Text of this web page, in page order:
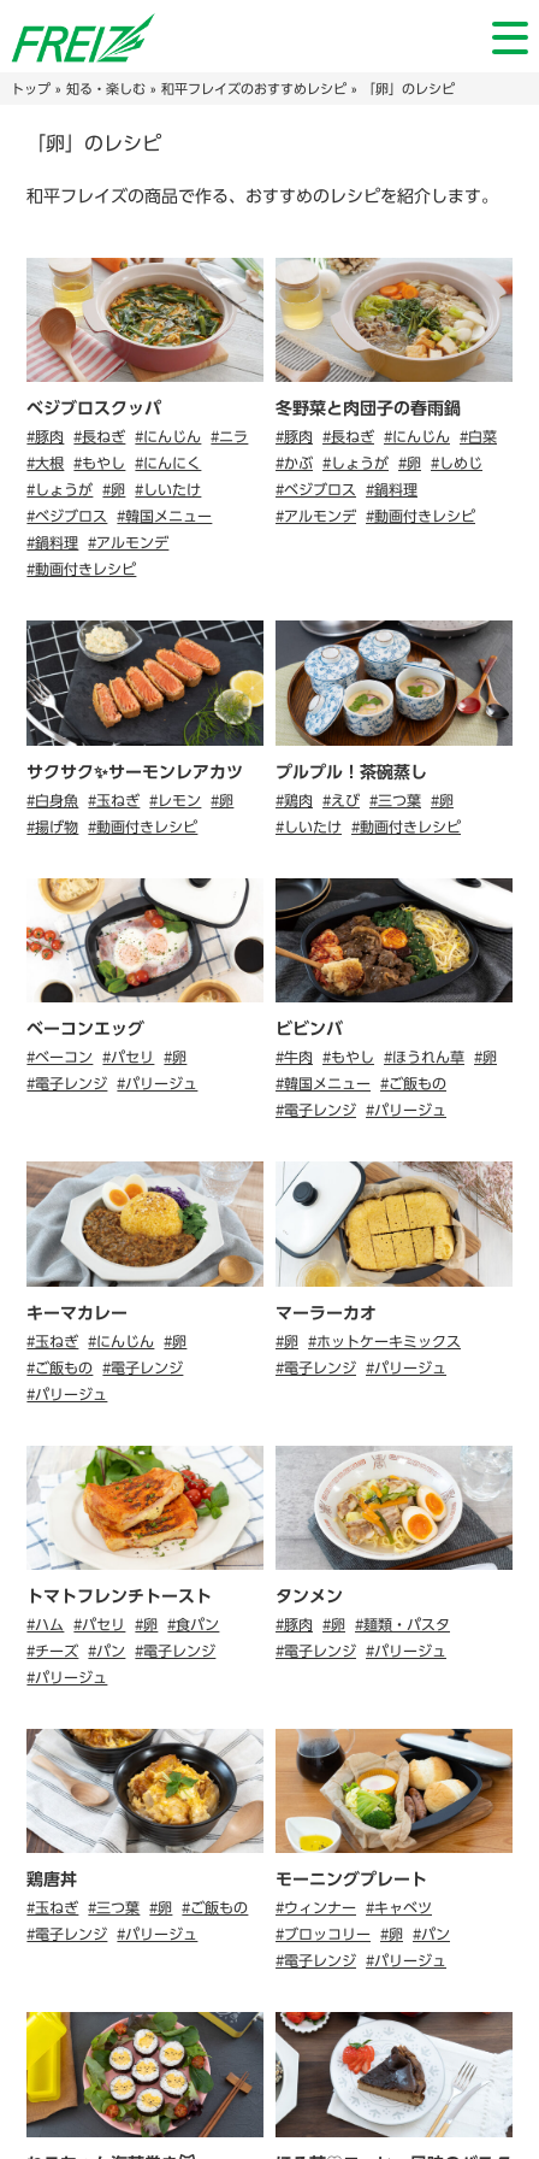
トップ» 知る・楽しむ» 和平フレイズのおすすめレシピ» 「卵」のレシピ
「卵」のレシピ
和平フレイズの商品で作る、おすすめのレシピを紹介します。
ベジブロスクッパ
#豚肉 #長ねぎ #にんじん
#ニラ
#大根
#もやし
#にんにく
#しょうが
#卵
#しいたけ
#ベジブロス
#韓国メニュー
#鍋料理
#アルモンデ
#動画付きレシピ
冬野菜と肉団子の春雨鍋
#豚肉 #長ねぎ #にんじん
#白菜
#かぶ
#しょうが #卵
#しめじ
#ベジブロス
#鍋料理
#アルモンデ
#動画付きレシピ
サクサク✨サーモンレアカツ
#白身魚 #玉ねぎ #レモン
#卵
#揚げ物
#動画付きレシピ
プルプル！茶碗蒸し
#鶏肉 #えび #三つ葉
#卵
#しいたけ
#動画付きレシピ
ベーコンエッグ
#ベーコン #パセリ
#卵
#電子レンジ
#パリージュ
ビビンバ
#牛肉 #もやし #ほうれん草
#卵
#韓国メニュー
#ご飯もの
#電子レンジ
#パリージュ
キーマカレー
#玉ねぎ #にんじん
#卵
#ご飯もの
#電子レンジ
#パリージュ
マーラーカオ
#卵
#ホットケーキミックス
#電子レンジ
#パリージュ
トマトフレンチトースト
#ハム #パセリ #卵
#食パン
#チーズ
#パン
#電子レンジ
#パリージュ
タンメン
#豚肉 #卵
#麺類・パスタ
#電子レンジ
#パリージュ
鶏唐丼
#玉ねぎ #三つ葉 #卵
#ご飯もの
#電子レンジ
#パリージュ
モーニングプレート
#ウィンナー
#キャベツ
#ブロッコリー
#卵
#パン
#電子レンジ
#パリージュ